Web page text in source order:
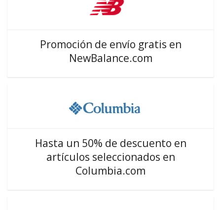
Promoción de envío gratis en
NewBalance.com
Hasta un 50% de descuento en
artículos seleccionados en
Columbia.com